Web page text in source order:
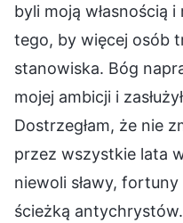
byli moją własnością
tego, by więcej osób
stanowiska. Bóg
mojej ambicji i
Dostrzegłam, że nie
przez wszystkie lata
niewoli sławy,
ścieżką